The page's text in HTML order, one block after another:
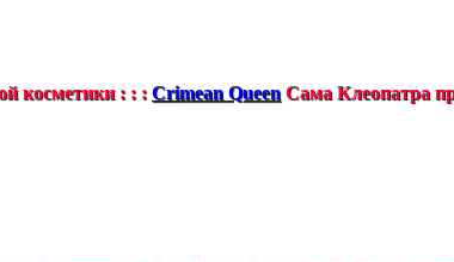
косметики : : : Crimean Queen Сама Клеопатра